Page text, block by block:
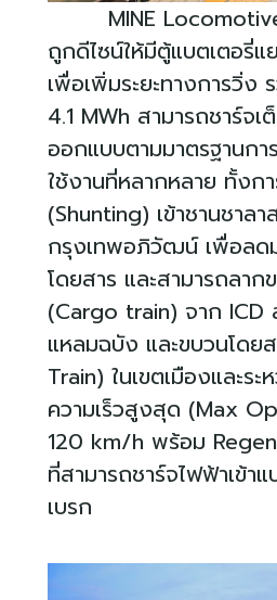
MINE
ถูกดีไซน์ให้มีตู้แบตเตอรี่แ
เพื่อเพิ่มระยะทางการวิ่ง
4.1 MWh สามารถชาร์จเ
ออกแบบตามมาตรฐานกา
ใช้งานที่หลากหลาย ทั้งก
(Shunting) เข้าชานชาล
กรุงเทพอภิวัฒน์ เพื่อลด
โดยสาร และสามารถลาก
(Cargo train) จาก ICD
แหลมฉบัง และขบวนโดย
Train) ในเขตเมืองและร
ความเร็วสูงสุด (Max
120 km/h พร้อม
ที่สามารถชาร์จไฟฟ้าเข้า
เบรก